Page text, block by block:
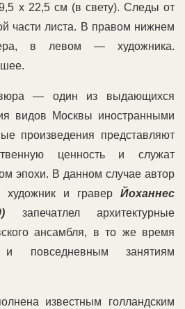
х 22,5 см (в свету). Следы от
части листа. В правом нижнем
в левом — художника.
— один из выдающихся
видов Москвы иностранными
произведения представляют
ценность и служат
эпохи. В данном случае автор
художник и гравер Йоханнес
запечатлел архитектурные
ансамбля, в то же время
повседневным занятиям
известным голландским